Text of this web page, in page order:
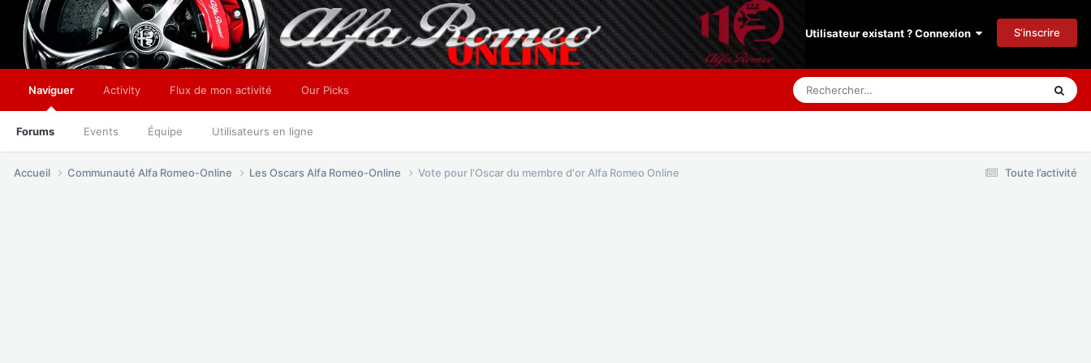
Utilisateur existant ? Connexion S’inscrire
Naviguer
Forums Events Équipe Utilisateurs en ligne
Activity Flux de mon activité Our Picks
Toute l’activité
Accueil Communauté Alfa Romeo-Online Les Oscars Alfa Romeo-Online Vote pour l'Oscar du membre d'or Alfa Romeo Online